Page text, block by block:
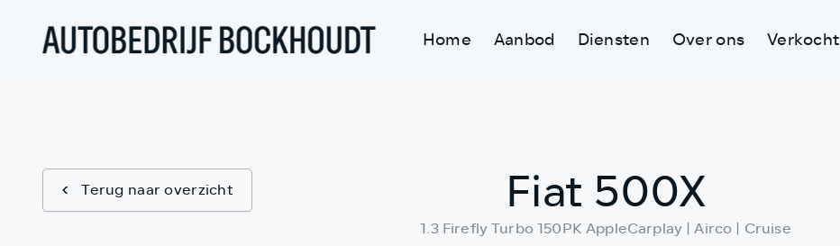
Home Aanbod Diensten Over ons Verkocht
Terug naar overzicht Fiat 500X
1.3 Firefly Turbo 150PK AppleCarplay | Airco | Cruise